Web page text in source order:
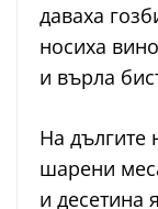
даваха
носиха
и върла
На дългите
шарени
и десетина